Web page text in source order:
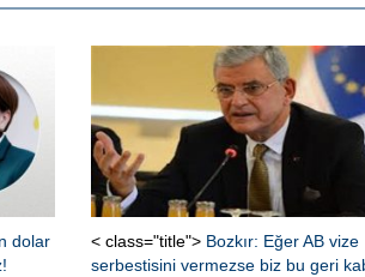
dolar
< class="title"> Bozkır: Eğer AB vize
serbestisini vermezse biz bu geri